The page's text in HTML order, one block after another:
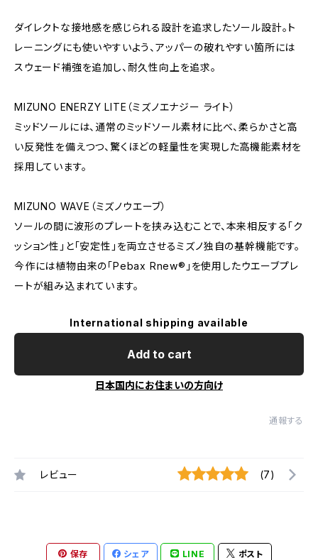
ダイレクトな接地感を感じられる設計を追求したソール設計。ト
レーニングにも使いやすいよう、アッパーの破れやすい箇所には
スウェード補強を追加し、耐久性向上を追求。
MIZUNO ENERZY LITE（ミズノエナジー ライト）
ミッドソールには、通常のミッドソール素材に比べ、柔らかさと高
い反発性を備えつつ、驚くほどの軽量性を実現した高機能素材を
採用しています。
MIZUNO WAVE（ミズノウエーブ）
ソールの間に波形のプレートを挟み込むことで、本来相反する「ク
ッション性」と「安定性」を両立させるミズノ独自の基幹機能です。
今作には植物由来の「Pebax Rnew®」を使用したウエーブプレ
ートが組み込まれています。
International shipping available
Add to cart
日本国内にお住まいの方向け
通報する
レビュー (7)
保存 シェア LINE ポスト